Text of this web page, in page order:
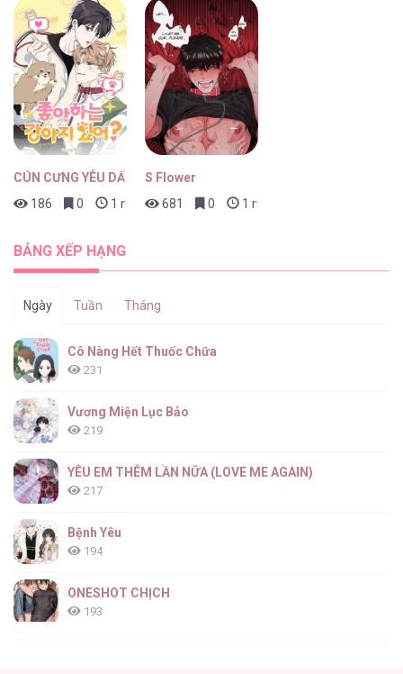
CÚN CƯNG YÊU DẤU
186
0 1 ngày trước
S Flower
681
0 1 ngày trước
BẢNG XẾP HẠNG
Ngày Tuần Tháng
Cô Nàng Hết Thuốc Chữa
231
Vương Miện Lục Bảo
219
YÊU EM THÊM LẦN NỮA (LOVE ME AGAIN)
217
Bệnh Yêu
194
ONESHOT CHỊCH
193